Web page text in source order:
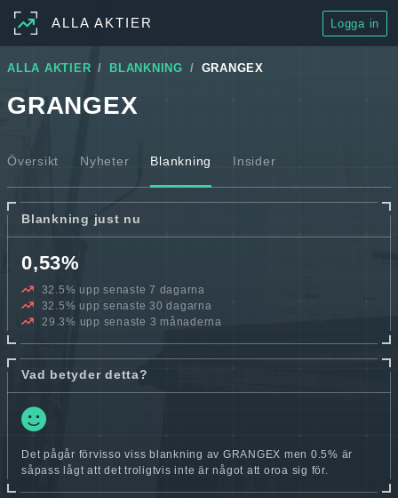
ALLA AKTIER Logga in
ALLA AKTIER BLANKNING GRANGEX
GRANGEX
Översikt Nyheter Blankning Insider
Blankning just nu
0,53%
32.5% upp senaste 7 dagarna
32.5% upp senaste 30 dagarna
29.3% upp senaste 3 månaderna
Vad betyder detta?
Det pågår förvisso viss blankning av GRANGEX men 0.5% är
såpass lågt att det troligtvis inte är något att oroa sig för.